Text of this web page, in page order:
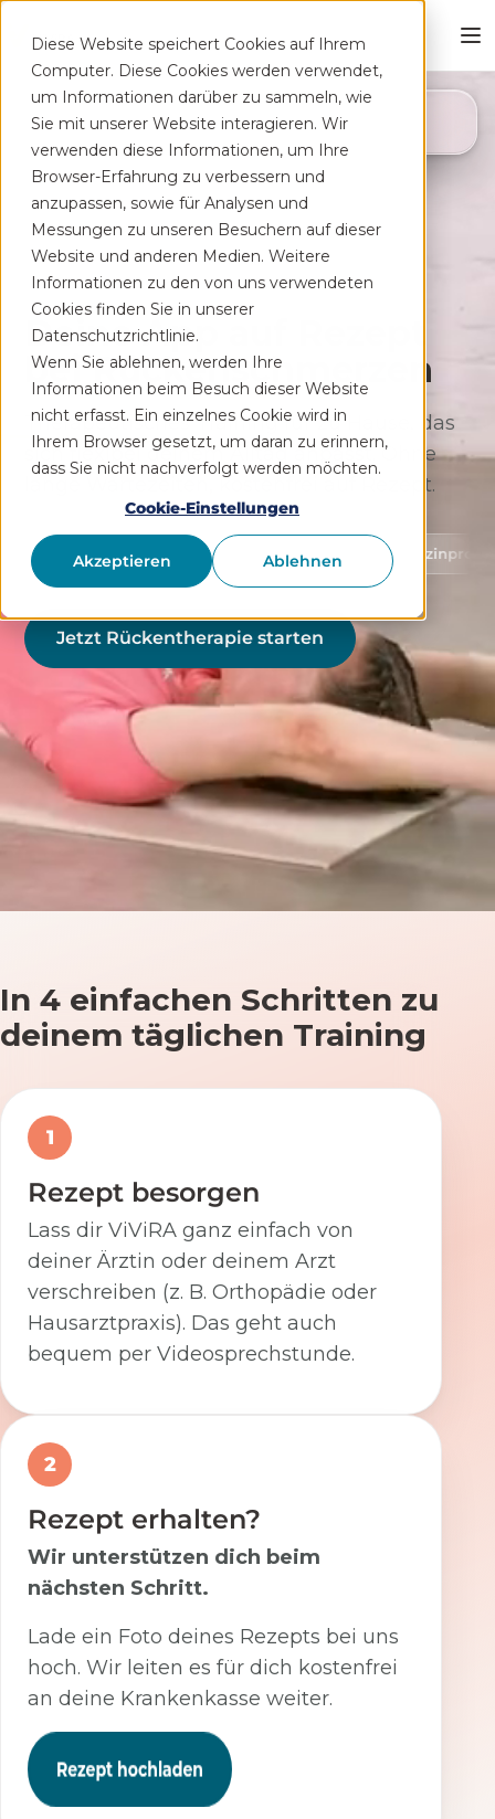
Diese Website speichert Cookies auf Ihrem
Computer. Diese Cookies werden verwendet,
um Informationen darüber zu sammeln, wie
Sie mit unserer Website interagieren. Wir
verwenden diese Informationen, um Ihre
Browser-Erfahrung zu verbessern und
anzupassen, sowie für Analysen und
Messungen zu unseren Besuchern auf dieser
Website und anderen Medien. Weitere
Informationen zu den von uns verwendeten
Cookies finden Sie in unserer
Datenschutzrichtlinie.
Wenn Sie ablehnen, werden Ihre
Informationen beim Besuch dieser Website
nicht erfasst. Ein einzelnes Cookie wird in
Ihrem Browser gesetzt, um daran zu erinnern,
dass Sie nicht nachverfolgt werden möchten.
Cookie-Einstellungen
Akzeptieren Ablehnen
Deine App auf Rezept
bei Rücken­schmerzen
Therapeutisches Training für zu Hause, das
sich flexibel deinem Alltag anpasst. Ohne
lange Wartezeiten, kostenfrei auf Rezept.
Schutz von Gesundheitsdaten Medizinprodukt Klasse 1
Jetzt Rückentherapie starten
In 4 einfachen Schritten zu
deinem täglichen Training
1
Rezept besorgen
Lass dir ViViRA ganz einfach von
deiner Ärztin oder deinem Arzt
verschreiben (z. B. Orthopädie oder
Hausarztpraxis). Das geht auch
bequem per Videosprechstunde.
2
Rezept erhalten?
Wir unterstützen dich beim
nächsten Schritt.
Lade ein Foto deines Rezepts bei uns
hoch. Wir leiten es für dich kostenfrei
an deine Krankenkasse weiter.